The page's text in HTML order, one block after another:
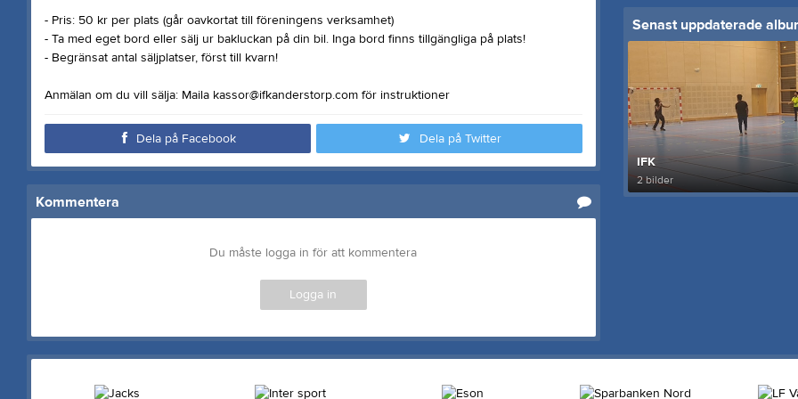
- Pris: 50 kr per plats (går oavkortat till föreningens verksamhet)
- Ta med eget bord eller sälj ur bakluckan på din bil. Inga bord finns tillgängliga på plats!
- Begränsat antal säljplatser, först till kvarn!
Anmälan om du vill sälja: Maila kassor@ifkanderstorp.com för instruktioner
Dela på Facebook Dela på Twitter
Kommentera
Du måste logga in för att kommentera
Logga in
Senast uppdaterade
IFK
2 bilder